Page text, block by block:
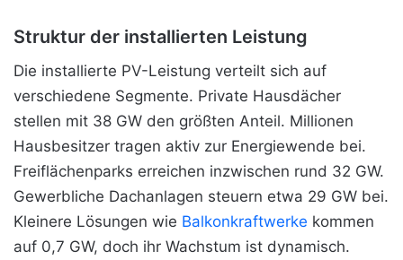
Struktur der installierten Leistung
Die installierte PV-Leistung verteilt sich auf
verschiedene Segmente. Private Hausdächer
stellen mit 38 GW den größten Anteil. Millionen
Hausbesitzer tragen aktiv zur Energiewende bei.
Freiflächenparks erreichen inzwischen rund 32 GW.
Gewerbliche Dachanlagen steuern etwa 29 GW bei.
Kleinere Lösungen wie Balkonkraftwerke kommen
auf 0,7 GW, doch ihr Wachstum ist dynamisch.